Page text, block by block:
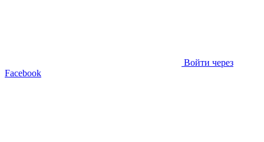
Войти через
Facebook